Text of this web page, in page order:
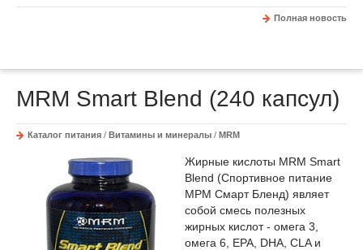
Полная новость
MRM Smart Blend (240 капсул)
Каталог питания / Витамины и минералы / MRM
Жирные кислоты MRM Smart
Blend (Спортивное питание
МРМ Смарт Бленд) являет
собой смесь полезных
жирных кислот - омега 3,
омега 6, EPA, DHA, CLA и